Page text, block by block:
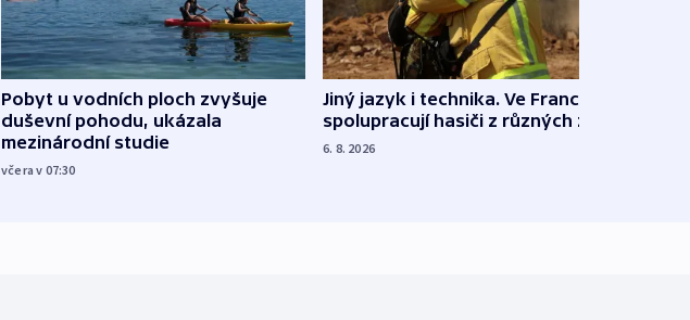
Pobyt u vodních ploch zvyšuje
duševní pohodu, ukázala
mezinárodní studie
včera v 07:30
Jiný jazyk i technika. Ve Francii
spolupracují hasiči z různých zemí
6. 8. 2026